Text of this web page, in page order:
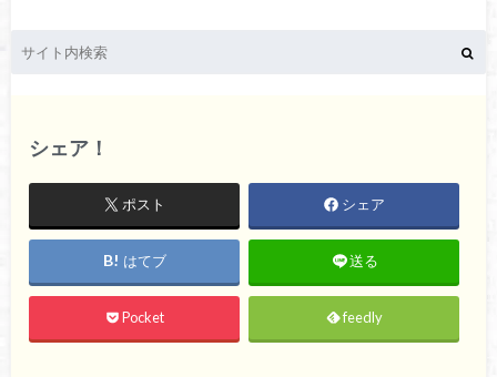
シェア！
ポスト シェア
はてブ 送る
Pocket feedly